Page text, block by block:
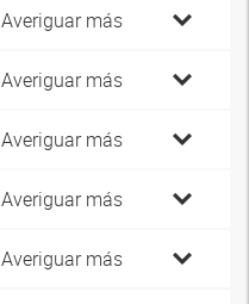
Averiguar más
Averiguar más
Averiguar más
Averiguar más
Averiguar más